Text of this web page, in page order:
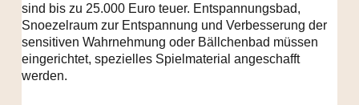
sind bis zu 25.000 Euro teuer. Entspannungsbad,
Snoezelraum zur Entspannung und Verbesserung der
sensitiven Wahrnehmung oder Bällchenbad müssen
eingerichtet, spezielles Spielmaterial angeschafft
werden.